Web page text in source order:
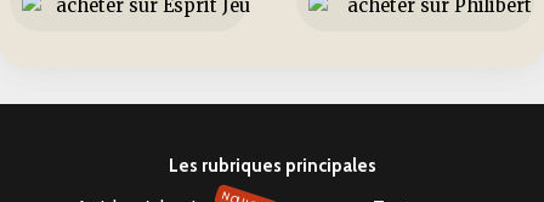
Les rubriques principales